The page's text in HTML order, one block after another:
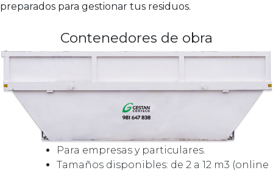
preparados para gestionar tus residuos.
Contenedores de obra
Para empresas y particulares.
Tamaños disponibles: de 2 a 12 m3 (online